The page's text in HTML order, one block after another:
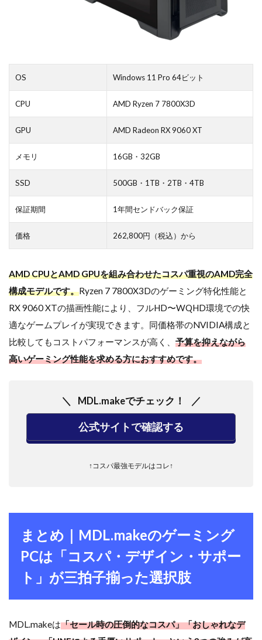
OS Windows 11 Pro 64ビット
CPU AMD Ryzen 7 7800X3D
GPU AMD Radeon RX 9060 XT
メモリ 16GB・32GB
SSD 500GB・1TB・2TB・4TB
保証期間 1年間センドバック保証
価格 262,800円（税込）から
AMD CPUとAMD GPUを組み合わせたコスパ重視のAMD完全
構成モデルです。Ryzen 7 7800X3Dのゲーミング特化性能と
RX 9060 XTの描画性能により、フルHD〜WQHD環境での快
適なゲームプレイが実現できます。同価格帯のNVIDIA構成と
比較してもコストパフォーマンスが高く、 予算を抑えながら
高いゲーミング性能を求める方におすすめです。
MDL.makeでチェック！
公式サイトで確認する
↑コスパ最強モデルはコレ↑
まとめ｜MDL.makeのゲーミング
PCは「コスパ・デザイン・サポー
ト」が三拍子揃った選択肢
MDL.makeは「セール時の圧倒的なコスパ」「おしゃれなデ